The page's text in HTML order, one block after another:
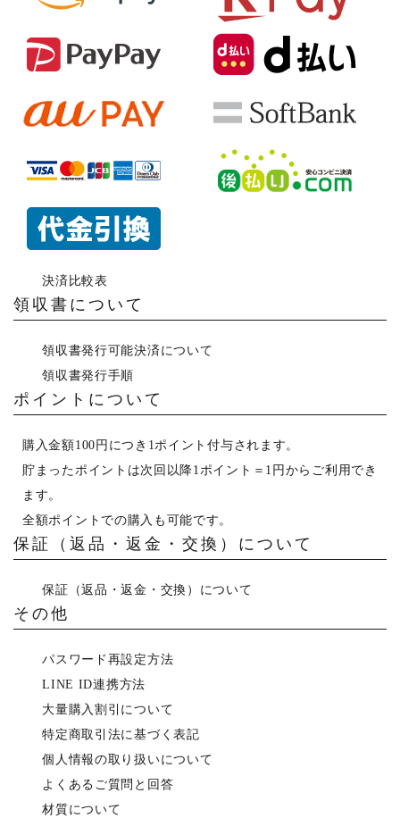
決済比較表
領収書について
領収書発行可能決済について
領収書発行手順
ポイントについて
購入金額100円につき1ポイント付与されます。
貯まったポイントは次回以降1ポイント＝1円からご利用でき
ます。
全額ポイントでの購入も可能です。
保証（返品・返金・交換）について
保証（返品・返金・交換）について
その他
パスワード再設定方法
LINE ID連携方法
大量購入割引について
特定商取引法に基づく表記
個人情報の取り扱いについて
よくあるご質問と回答
材質について